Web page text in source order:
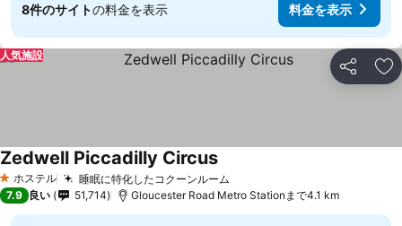
8件のサイトの料金を表示 料金を表示
シェア お
人気施設
1 ホテルのランク
ホステル 睡眠に特化したコクーンルーム
Zedwell Piccadilly Circus
7.9 良い 51,714 Gloucester Road Metro Stationまで4.1 km